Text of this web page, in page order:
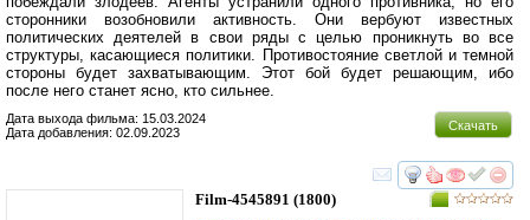
сторонники возобновили активность. Они вербуют известных
политических деятелей в свои ряды с целью проникнуть во все
структуры, касающиеся политики. Противостояние светлой и темной
стороны будет захватывающим. Этот бой будет решающим, ибо
после него станет ясно, кто сильнее.
Скачать
Дата выхода фильма: 15.03.2024
Дата добавления: 02.09.2023
смотреть
Film-4545891 (1800)